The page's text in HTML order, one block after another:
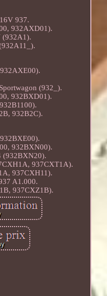
937.
932AXD01).
(932A1).
(932_).
932BXD01).
932B2C).
932BXN00).
(932BXN20).
937CXT1A).
937CXH11).
A1.000.
937CXZ1B).